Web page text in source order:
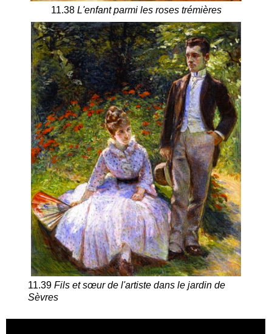
11.38 L'enfant parmi les roses trémières
11.39 Fils et sœur de l'artiste dans le jardin de
Sèvres